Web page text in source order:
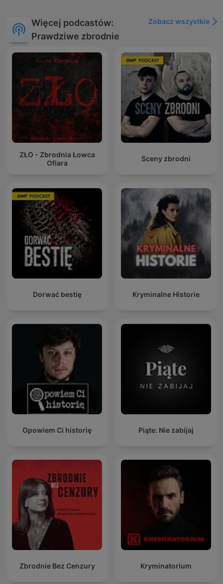
Więcej podcastów:
Prawdziwe zbrodnie
Zobacz wszystkie
ZŁO - Zbrodnia Łowca
Ofiara
Sceny zbrodni
Dorwać bestię Kryminalne Historie
Opowiem Ci historię Piąte: Nie zabijaj
Zbrodnie Bez Cenzury Kryminatorium